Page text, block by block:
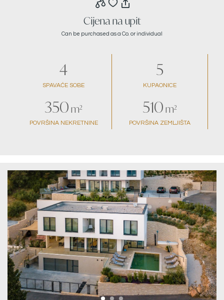
Cijena na upit
Can be purchased as a Co. or individual
4
SPAVAĆE SOBE
5
KUPAONICE
350 m²
POVRŠINA NEKRETNINE
510 m²
POVRŠINA ZEMLJIŠTA